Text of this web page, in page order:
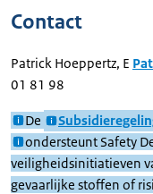
Contact
Patrick Hoeppertz, E
01 81 98
De
ondersteunt Safety
veiligheidsinitiatieven
gevaarlijke stoffen of